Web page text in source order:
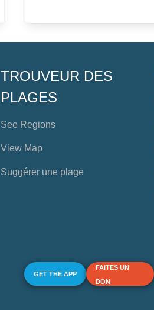
TROUVEUR DES
PLAGES
See Regions
View Map
Suggérer une plage
GET THE APP
FAITES UN
DON